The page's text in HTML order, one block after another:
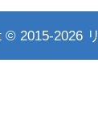
© 2015-2026